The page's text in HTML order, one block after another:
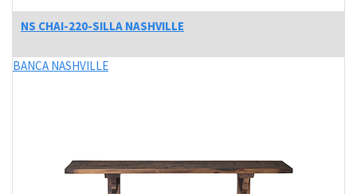
NS CHAI-220-SILLA NASHVILLE
BANCA NASHVILLE